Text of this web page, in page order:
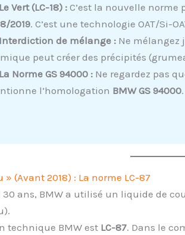
Le Vert (LC-18) : C’est la nouvelle norme
2019. C’est une technologie OAT/Si-
Interdiction de mélange : Ne mélangez
peut créer des précipités
La Norme GS 94000 : Ne regardez pas
l’homologation BMW GS 94000.
» (Avant 2018) : La norme LC-87
30 ans, BMW a utilisé un liquide de
technique BMW est LC-87. Dans le